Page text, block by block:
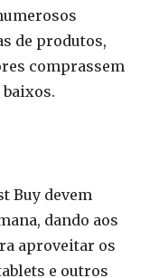
de produtos,
comprassem
Buy devem
dando aos
aproveitar os
e outros